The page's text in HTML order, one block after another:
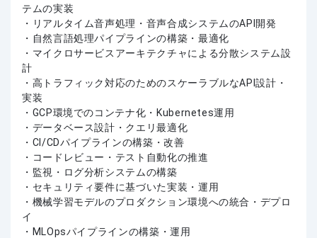
テムの実装
・リアルタイム音声処理・音声合成システムのAPI開発
・自然言語処理パイプラインの構築・最適化
・マイクロサービスアーキテクチャによる分散システム設
計
・高トラフィック対応のためのスケーラブルなAPI設計・
実装
・GCP環境でのコンテナ化・Kubernetes運用
・データベース設計・クエリ最適化
・CI/CDパイプラインの構築・改善
・コードレビュー・テスト自動化の推進
・監視・ログ分析システムの構築
・セキュリティ要件に基づいた実装・運用
・機械学習モデルのプロダクション環境への統合・デプロ
イ
・MLOpsパイプラインの構築・運用